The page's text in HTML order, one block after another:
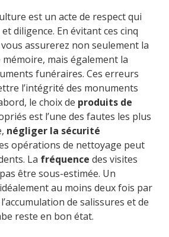
est un acte de respect qui
diligence. En évitant ces cinq
assurerez non seulement la
mais également la
funéraires. Ces erreurs
l’intégrité des monuments
le choix de produits de
est l’une des fautes les plus
négliger la sécurité
opérations de nettoyage peut
La fréquence des visites
être sous-estimée. Un
au moins deux fois par
de salissures et de
reste en bon état.